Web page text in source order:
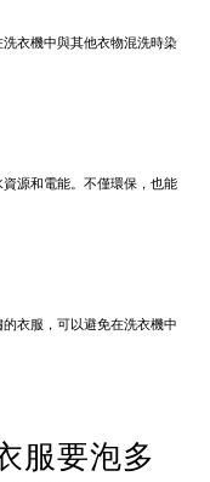
衣機中與其他衣物混洗時染
源和電能。不僅環保，也能
衣服，可以避免在洗衣機中
服要泡多